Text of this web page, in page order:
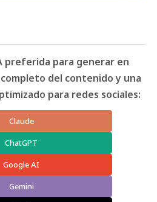
preferida para generar en
del contenido y una
para redes sociales:
Claude
ChatGPT
Google AI
Gemini